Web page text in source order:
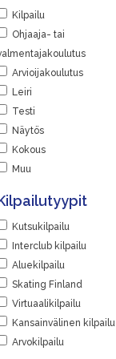
Kilpailu
Ohjaaja- tai
Arvioijakoulutus
Leiri
Testi
Näytös
Kokous
Muu
Kutsukilpailu
Interclub kilpailu
Aluekilpailu
Skating Finland
Virtuaalikilpailu
Kansainvälinen kilpailu
Arvokilpailu